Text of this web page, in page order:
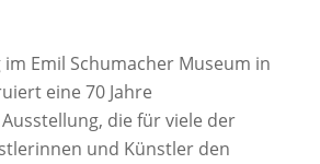
Emil Schumacher Museum in
eine 70 Jahre
die für viele der
und Künstler den